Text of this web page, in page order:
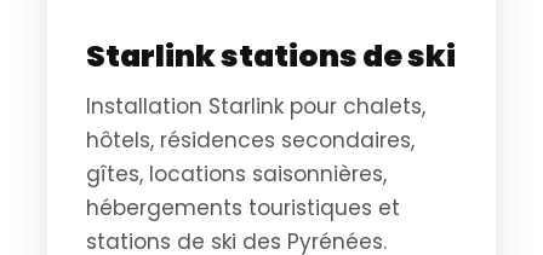
Starlink stations de ski
Installation Starlink pour chalets,
hôtels, résidences secondaires,
gîtes, locations saisonnières,
hébergements touristiques et
stations de ski des Pyrénées.